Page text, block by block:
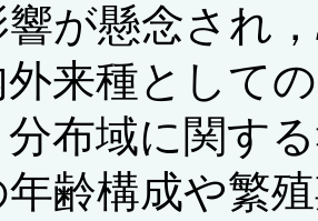
響が懸念され
外来種として
布域に関す
年齢構成や繁